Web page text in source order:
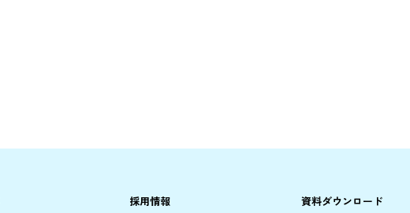
採用情報
資料ダウンロード